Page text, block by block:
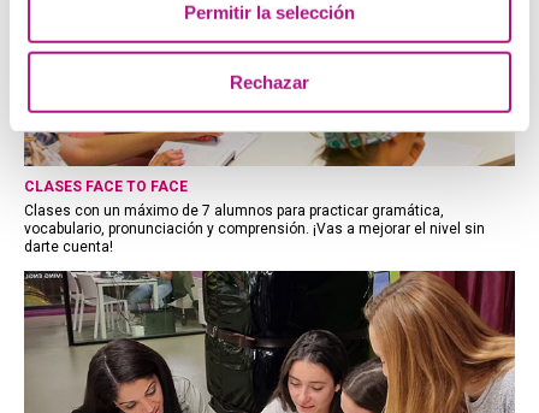
Permitir la selección
Rechazar
CLASES FACE TO FACE
Clases con un máximo de 7 alumnos para practicar gramática,
vocabulario, pronunciación y comprensión. ¡Vas a mejorar el nivel sin
darte cuenta!